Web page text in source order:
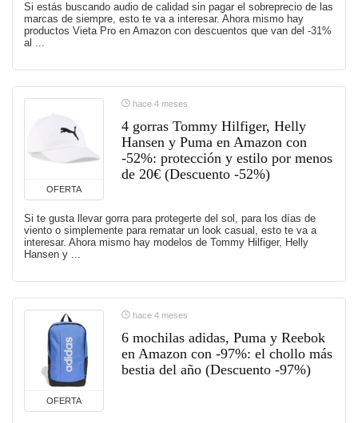
Si estás buscando audio de calidad sin pagar el sobreprecio de las
marcas de siempre, esto te va a interesar. Ahora mismo hay
productos Vieta Pro en Amazon con descuentos que van del -31%
al ...
OFERTA
hace 4 meses
4 gorras Tommy Hilfiger, Helly
Hansen y Puma en Amazon con
-52%: protección y estilo por menos
de 20€ (Descuento -52%)
Si te gusta llevar gorra para protegerte del sol, para los días de
viento o simplemente para rematar un look casual, esto te va a
interesar. Ahora mismo hay modelos de Tommy Hilfiger, Helly
Hansen y ...
OFERTA
hace 4 meses
6 mochilas adidas, Puma y Reebok
en Amazon con -97%: el chollo más
bestia del año (Descuento -97%)